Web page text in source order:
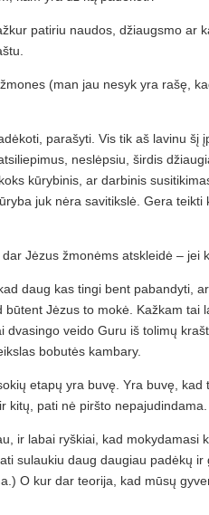
patiriu naudos, džiaugsmo ar
(man jau nesyk yra rašę,
parašyti. Vis tik aš lavinu šį
neslėpsiu, širdis
kūrybinis, ar darbinis
juk nėra savitikslė. Gera
Jėzus žmonėms atskleidė – jei
daug kas tingi bent pabandyti,
būtent Jėzus to mokė. Kažkam tai
dvasingo veido Guru iš tolimų
bobutės kambary.
etapų yra buvę. Yra buvę,
kitų, pati nė piršto
ir labai ryškiai, kad mokydamasi
sulaukiu daug daugiau padėkų
O kur dar teorija, kad mūsų